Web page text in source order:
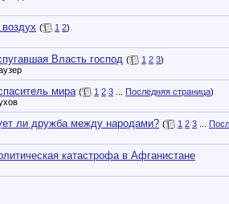
( 1 2)
Власть господ ( 1 2 3)
мира ( 1 2 3 Последняя страница)
ли дружба между народами? ( 1 2 3
катастрофа в Афганистане